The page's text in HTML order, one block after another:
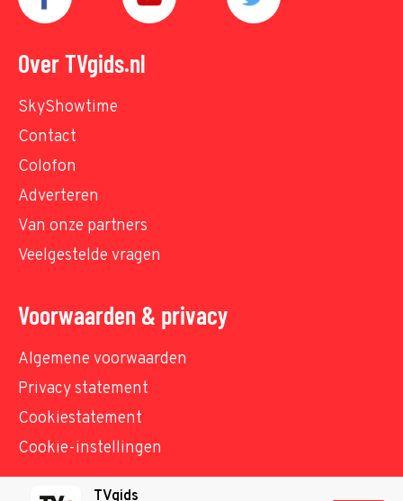
Over TVgids.nl
SkyShowtime
Contact
Colofon
Adverteren
Van onze partners
Veelgestelde vragen
Voorwaarden & privacy
Algemene voorwaarden
Privacy statement
Cookiestatement
Cookie-instellingen
TVgids